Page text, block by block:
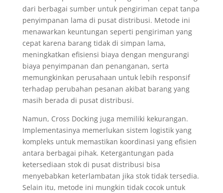
dari berbagai sumber untuk pengiriman cepat tanpa
penyimpanan lama di pusat distribusi. Metode ini
menawarkan keuntungan seperti pengiriman yang
cepat karena barang tidak di simpan lama,
meningkatkan efisiensi biaya dengan mengurangi
biaya penyimpanan dan penanganan, serta
memungkinkan perusahaan untuk lebih responsif
terhadap perubahan pesanan akibat barang yang
masih berada di pusat distribusi.
Namun, Cross Docking juga memiliki kekurangan.
Implementasinya memerlukan sistem logistik yang
kompleks untuk memastikan koordinasi yang efisien
antara berbagai pihak. Ketergantungan pada
ketersediaan stok di pusat distribusi bisa
menyebabkan keterlambatan jika stok tidak tersedia.
Selain itu, metode ini mungkin tidak cocok untuk